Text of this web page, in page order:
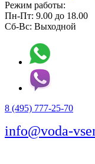
Режим работы:
Пн-Пт: 9.00 до 18.00
Сб-Вс: Выходной
8 (495) 777-25-70
info@voda-